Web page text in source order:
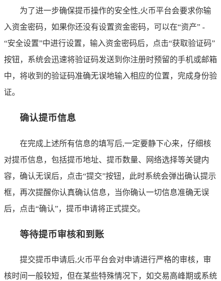
为了进一步确保提币操作的安全性,火币平台会要求你输
入资金密码，如果你还没有设置资金密码，可以在“资产” -
“安全设置”中进行设置，输入资金密码后，点击“获取验证码”
按钮，系统会迅速将验证码发送到你注册时预留的手机或邮箱
中，将收到的验证码准确无误地输入相应的位置，完成身份验
证。
确认提币信息
在完成上述所有信息的填写后,一定要静下心来，仔细核
对提币信息，包括提币地址、提币数量、网络选择等关键内
容，确认无误后，点击“提交”按钮，此时系统会弹出确认提示
框，再次提醒你认真确认信息，当你确认一切信息准确无误
后，点击“确认”，提币申请将正式提交。
等待提币审核和到账
提交提币申请后,火币平台会对申请进行严格的审核，审
核时间一般较短，但在某些特殊情况下，如交易高峰期或系统